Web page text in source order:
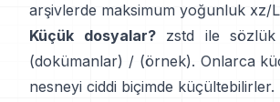
arşivlerde maksimum yoğunluk xz/
Küçük dosyalar?zstd ile sözlük
(dokümanlar) / (örnek). Onlarca
nesneyi ciddi biçimde küçültebilirler.